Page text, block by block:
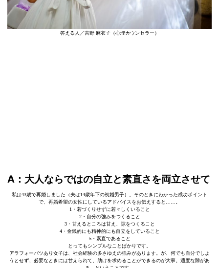
答える人／吉野 麻衣子（心理カウンセラー）
A：大人ならではの自立と素直さを両立させて
私は43歳で再婚しました（夫は14歳年下の初婚男子）。そのときにわかった成功ポイント
で、再婚希望の女性にしているアドバイスをお伝えすると……。
1・若づくりせずに若々しくいること
2・自分の強みをつくること
3・甘えるところは甘え、隙をつくること
4・金銭的にも精神的にも自立をしていること
5・素直であること
とってもシンプルなことばかりです。
アラフォーバツあり女子は、社会経験の多さゆえの強みがあります。が、何でも自分でしよ
うとせず、必要なときには甘えられて、助けを求めることができるのが大事。適度な隙があ